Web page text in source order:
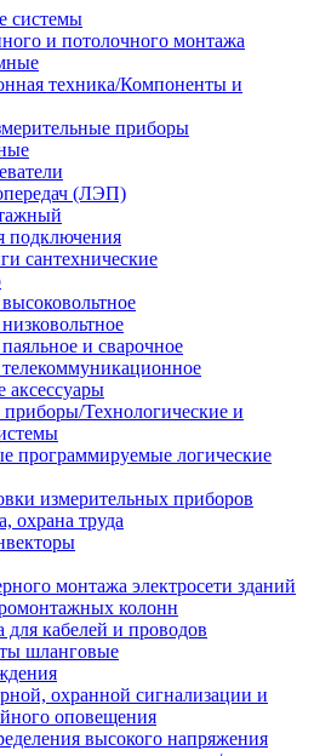
системы
и потолочного монтажа
техника/Компоненты и
приборы
(ЛЭП)
подключения
сантехнические
и сварочное
аксессуары
Технологические и
программируемые логические
измерительных приборов
охрана труда
монтажа электросети зданий
колонн
кабелей и проводов
шланговые
охранной сигнализации и
оповещения
высокого напряжения